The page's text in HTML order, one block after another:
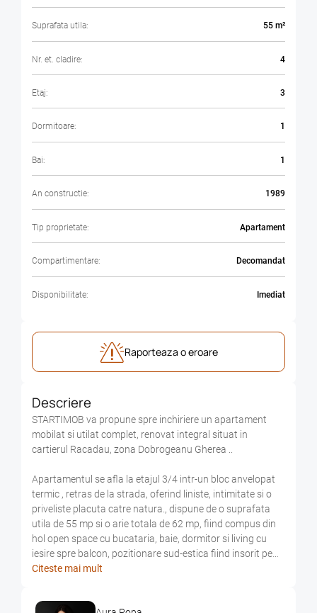
Suprafata utila: 55 m²
Nr. et. cladire: 4
Etaj: 3
Dormitoare: 1
Bai: 1
An constructie: 1989
Tip proprietate: Apartament
Compartimentare: Decomandat
Disponibilitate: Imediat
Raporteaza o eroare
Descriere
STARTIMOB va propune spre inchiriere un apartament
mobilat si utilat complet, renovat integral situat in
cartierul Racadau, zona Dobrogeanu Gherea ..
Apartamentul se afla la etajul 3/4 intr-un bloc anvelopat
termic , retras de la strada, oferind liniste, intimitate si o
priveliste placuta catre natura., dispune de o suprafata
utila de 55 mp si o arie totala de 62 mp, fiind compus din
hol open space cu bucataria, baie, dormitor si living cu
iesire spre balcon, pozitionare sud-estica fiind insorit pe
intreg parcursul zilei.
Apartamentul dispune de utilitati separate, incalzire cu
Citeste mai mult